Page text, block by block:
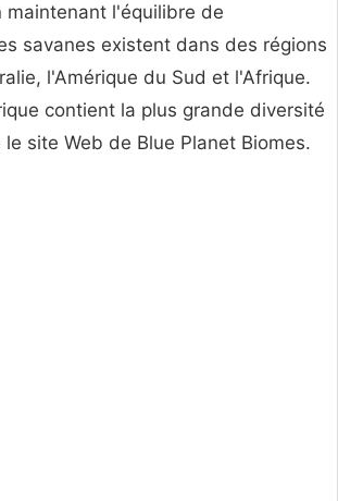
maintenant l'équilibre de
savanes existent dans des régions
l'Amérique du Sud et l'Afrique.
contient la plus grande diversité
site Web de Blue Planet Biomes.